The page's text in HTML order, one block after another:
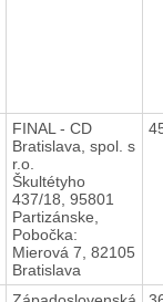
FINAL - CD
Bratislava, spol. s
r.o.
Škultétyho
437/18, 95801
Partizánske,
Pobočka:
Mierová 7, 82105
Bratislava